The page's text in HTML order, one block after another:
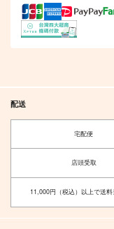
配送
宅配便
店頭受取
11,000円（税込）以上で送料